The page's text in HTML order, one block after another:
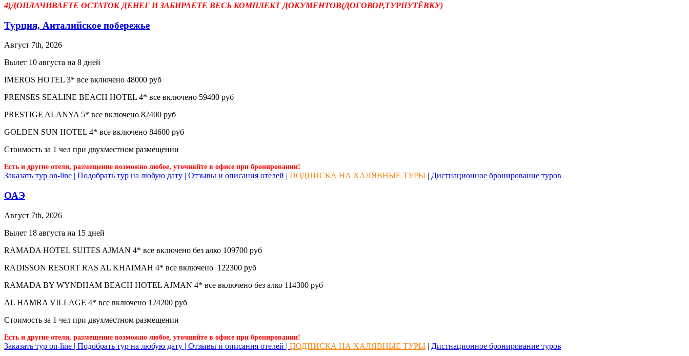
4)ДОПЛАЧИВАЕТЕ ОСТАТОК ДЕНЕГ И ЗАБИРАЕТЕ ВЕСЬ КОМПЛЕКТ ДОКУМЕНТОВ(ДОГОВОР,ТУРПУТЁВКУ)
Турция, Анталийское побережье
Август 7th, 2026
Вылет 10 августа на 8 дней
IMEROS HOTEL 3* все включено 48000 руб
PRENSES SEALINE BEACH HOTEL 4* все включено 59400 руб
PRESTIGE ALANYA 5* все включено 82400 руб
GOLDEN SUN HOTEL 4* все включено 84600 руб
Стоимость за 1 чел при двухместном размещении
Есть и другие отели, размещение возможно любое, уточняйте в офисе при бронировании!
Заказать тур on-line | Подобрать тур на любую дату | Отзывы и описания отелей | ПОДПИСКА НА ХАЛЯВНЫЕ ТУРЫ | Дистнационное бронирование туров
ОАЭ
Август 7th, 2026
Вылет 18 августа на 15 дней
RAMADA HOTEL SUITES AJMAN 4* все включено без алко 109700 руб
RADISSON RESORT RAS AL KHAIMAH 4* все включено 122300 руб
RAMADA BY WYNDHAM BEACH HOTEL AJMAN 4* все включено без алко 114300 руб
AL HAMRA VILLAGE 4* все включено 124200 руб
Стоимость за 1 чел при двухместном размещении
Есть и другие отели, размещение возможно любое, уточняйте в офисе при бронировании!
Заказать тур on-line | Подобрать тур на любую дату | Отзывы и описания отелей | ПОДПИСКА НА ХАЛЯВНЫЕ ТУРЫ | Дистнационное бронирование туров